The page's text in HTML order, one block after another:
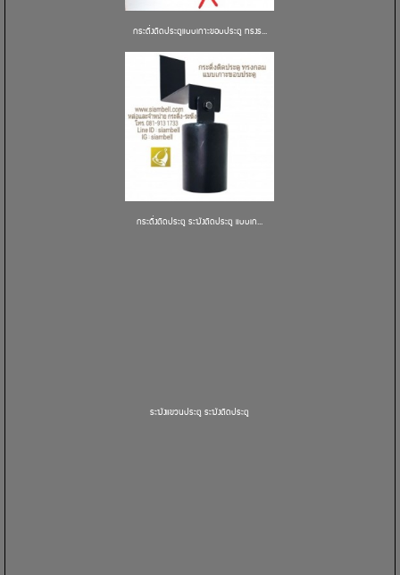
กระดิ่งติดประตูแบบเกาะขอบประตู ทรงร...
กระดิ่งติดประตู ระฆังติดประตู แบบเก...
ระฆังแขวนประตู ระฆังติดประตู